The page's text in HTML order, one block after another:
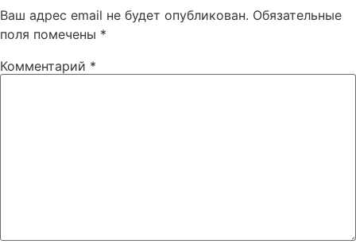
Ваш адрес email не будет опубликован. Обязательные
поля помечены *
Комментарий *